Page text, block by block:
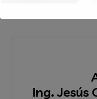
Ing. Jesús